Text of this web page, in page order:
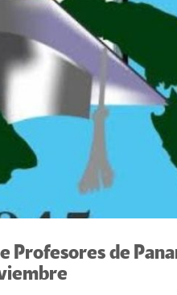
Profesores de